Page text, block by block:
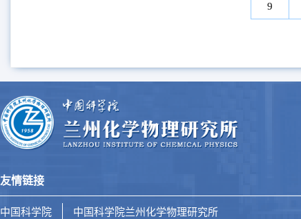
9
友情链接
中国科学院 中国科学院兰州化学物理研究所